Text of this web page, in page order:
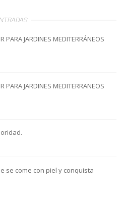
PARA JARDINES MEDITERRÁNEOS
PARA JARDINES MEDITERRANEOS
se come con piel y conquista